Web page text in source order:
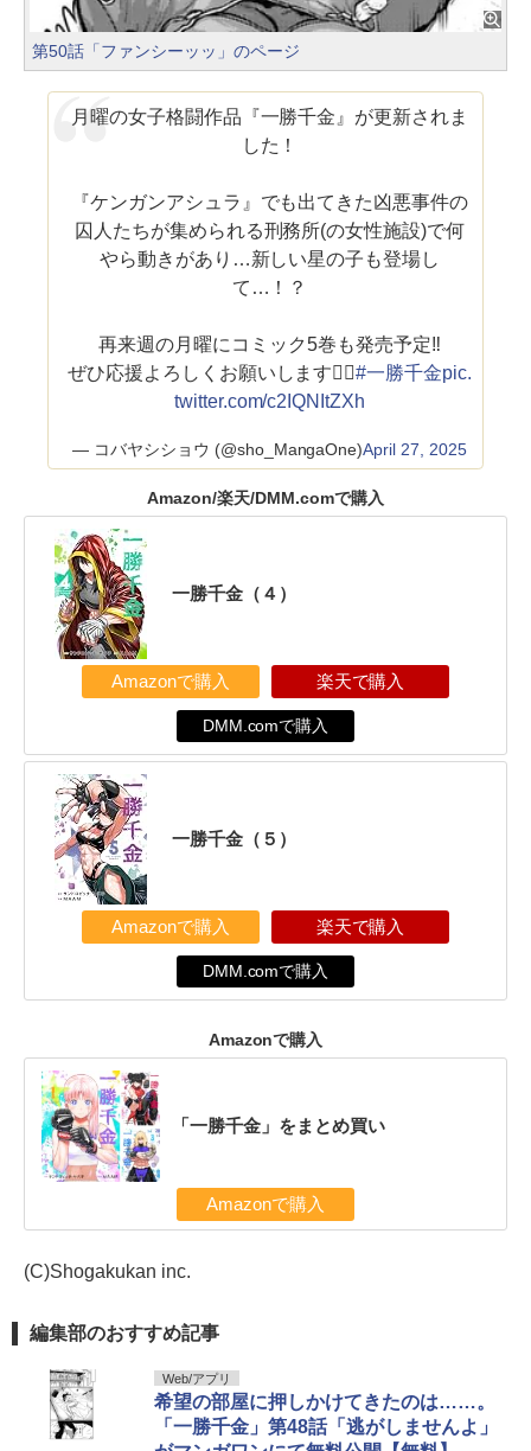
第50話「ファンシーッッ」のページ
月曜の女子格闘作品『一勝千金』が更新されま
した！
『ケンガンアシュラ』でも出てきた凶悪事件の
囚人たちが集められる刑務所(の女性施設)で何
やら動きがあり…新しい星の子も登場し
て…！？
再来週の月曜にコミック5巻も発売予定‼︎
ぜひ応援よろしくお願いします🙇‍♂️#一勝千金pic.
twitter.com/c2IQNItZXh
— コバヤシショウ (@sho_MangaOne)April 27, 2025
Amazon/楽天/DMM.comで購入
一勝千金（４）
Amazonで購入 楽天で購入
DMM.comで購入
一勝千金（５）
Amazonで購入 楽天で購入
DMM.comで購入
Amazonで購入
「一勝千金」をまとめ買い
Amazonで購入
(C)Shogakukan inc.
編集部のおすすめ記事
Web/アプリ
希望の部屋に押しかけてきたのは……。
「一勝千金」第48話「逃がしませんよ」